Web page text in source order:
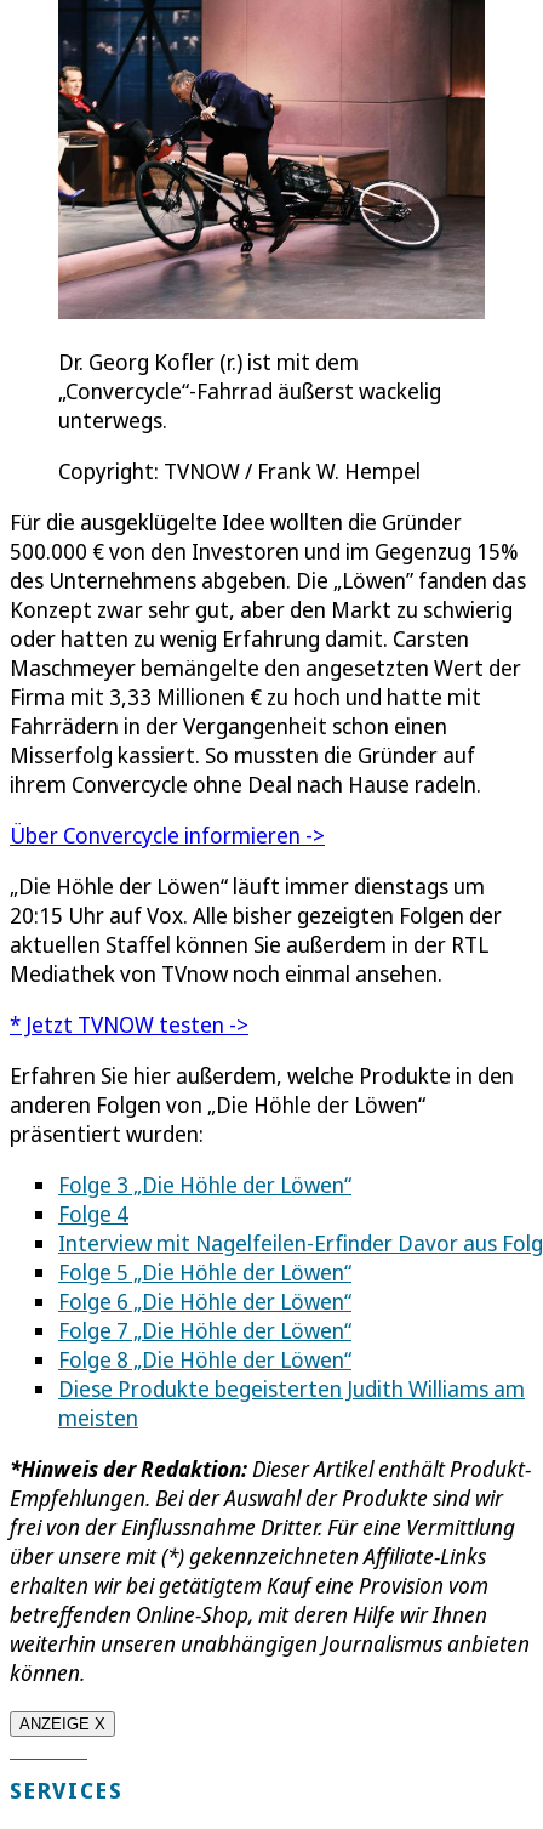
Dr. Georg Kofler (r.) ist mit dem
„Convercycle“-Fahrrad äußerst wackelig
unterwegs.
Copyright: TVNOW / Frank W. Hempel
Für die ausgeklügelte Idee wollten die Gründer
500.000 € von den Investoren und im Gegenzug 15%
des Unternehmens abgeben. Die „Löwen” fanden das
Konzept zwar sehr gut, aber den Markt zu schwierig
oder hatten zu wenig Erfahrung damit. Carsten
Maschmeyer bemängelte den angesetzten Wert der
Firma mit 3,33 Millionen € zu hoch und hatte mit
Fahrrädern in der Vergangenheit schon einen
Misserfolg kassiert. So mussten die Gründer auf
ihrem Convercycle ohne Deal nach Hause radeln.
Über Convercycle informieren ->
„Die Höhle der Löwen“ läuft immer dienstags um
20:15 Uhr auf Vox. Alle bisher gezeigten Folgen der
aktuellen Staffel können Sie außerdem in der RTL
Mediathek von TVnow noch einmal ansehen.
* Jetzt TVNOW testen ->
Erfahren Sie hier außerdem, welche Produkte in den
anderen Folgen von „Die Höhle der Löwen“
präsentiert wurden:
Folge 3 „Die Höhle der Löwen“
Folge 4
Interview mit Nagelfeilen-Erfinder Davor aus
Folge 5 „Die Höhle der Löwen“
Folge 6 „Die Höhle der Löwen“
Folge 7 „Die Höhle der Löwen“
Folge 8 „Die Höhle der Löwen“
Diese Produkte begeisterten Judith Williams am
meisten
*Hinweis der Redaktion:Dieser Artikel enthält Produkt-
Empfehlungen. Bei der Auswahl der Produkte sind wir
frei von der Einflussnahme Dritter. Für eine Vermittlung
über unsere mit (*) gekennzeichneten Affiliate-Links
erhalten wir bei getätigtem Kauf eine Provision vom
betreffenden Online-Shop, mit deren Hilfe wir Ihnen
weiterhin unseren unabhängigen Journalismus anbieten
können.
ANZEIGE X
SERVICES